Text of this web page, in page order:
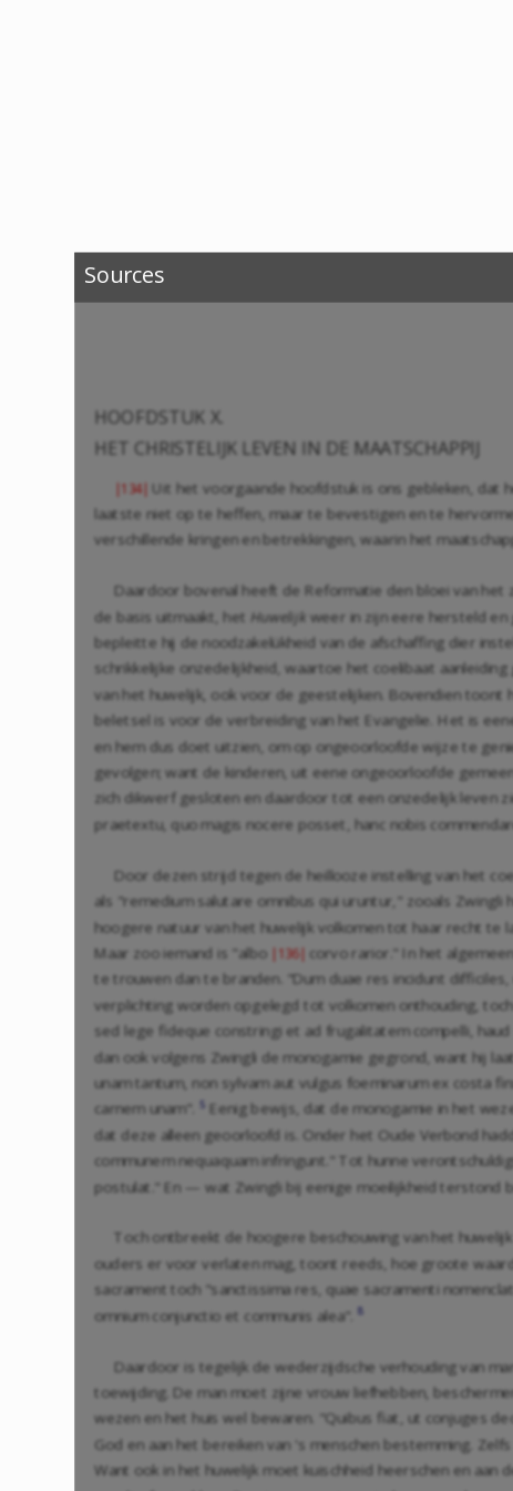
Sources
HOOFDSTUK X.
HET CHRISTELIJK LEVEN IN DE MAATSCHAPPIJ
|134| Uit het voorgaande hoofdstuk is ons gebleken, dat
laatste niet op te heffen, maar te bevestigen en te
verschillende kringen en betrekkingen, waarin het
Daardoor bovenal heeft de Reformatie den bloei van
de basis uitmaakt, het Huwelijk weer in zijn eere hersteld
bepleitte hij de noodzakelükheid van de afschaffing dier
schrikkelijke onzedelijkheid, waartoe het coelibaat
van het huwelijk, ook voor de geestelijken. Bovendien toont
beletsel is voor de verbreiding van het Evangelie. Het is
en hem dus doet uitzien, om op ongeoorloofde wijze te
gevolgen; want de kinderen, uit eene ongeoorloofde
zich dikwerf gesloten en daardoor tot een onzedelijk leven
praetextu, quo magis nocere posset, hanc nobis
Door dezen strijd tegen de heillooze instelling van het
als "remedium salutare omnibus qui uruntur," zooals
hoogere natuur van het huwelijk volkomen tot haar recht te
Maar zoo iemand is "albo
|136| corvo rarior." In het
te trouwen dan te branden. "Dum duae res incidunt
verplichting worden opgelegd tot volkomen onthouding,
sed lege fideque constringi et ad frugalitatem compelli,
dan ook volgens Zwingli de monogamie gegrond, want hij
unam tantum, non sylvam aut vulgus foeminarum ex costa
carnem unam".
5 Eenig bewijs, dat de monogamie in het
dat deze alleen geoorloofd is. Onder het Oude Verbond
communem nequaquam infringunt." Tot hunne
postulat." En — wat Zwingli bij eenige moeilijkheid
Toch ontbreekt de hoogere beschouwing van het
ouders er voor verlaten mag, toont reeds, hoe groote
sacrament toch "sanctissima res, quae sacramenti
omnium conjunctio et communis alea".
8
Daardoor is tegelijk de wederzijdsche verhouding van
toewijding. De man moet zijne vrouw liefhebben,
wezen en het huis wel bewaren. "Quibus fiat, ut conjuges
God en aan het bereiken van 's menschen bestemming.
Want ook in het huwelijk moet kuischheid heerschen en